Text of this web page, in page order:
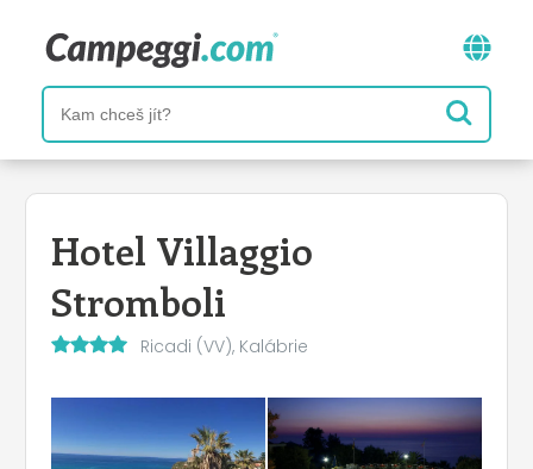
Hotel Villaggio
Stromboli
Ricadi (VV), Kalábrie